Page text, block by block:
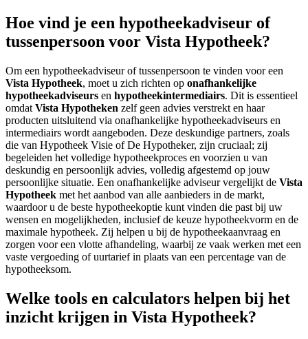
Hoe vind je een hypotheekadviseur of
tussenpersoon voor Vista Hypotheek?
Om een hypotheekadviseur of tussenpersoon te vinden voor een
Vista Hypotheek, moet u zich richten op onafhankelijke
hypotheekadviseurs en hypotheekintermediairs. Dit is essentieel
omdat Vista Hypotheken zelf geen advies verstrekt en haar
producten uitsluitend via onafhankelijke hypotheekadviseurs en
intermediairs wordt aangeboden. Deze deskundige partners, zoals
die van Hypotheek Visie of De Hypotheker, zijn cruciaal; zij
begeleiden het volledige hypotheekproces en voorzien u van
deskundig en persoonlijk advies, volledig afgestemd op jouw
persoonlijke situatie. Een onafhankelijke adviseur vergelijkt de Vista
Hypotheek met het aanbod van alle aanbieders in de markt,
waardoor u de beste hypotheekoptie kunt vinden die past bij uw
wensen en mogelijkheden, inclusief de keuze hypotheekvorm en de
maximale hypotheek. Zij helpen u bij de hypotheekaanvraag en
zorgen voor een vlotte afhandeling, waarbij ze vaak werken met een
vaste vergoeding of uurtarief in plaats van een percentage van de
hypotheeksom.
Welke tools en calculators helpen bij het
inzicht krijgen in Vista Hypotheek?